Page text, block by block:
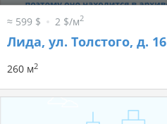
≈ 599 $ 2 $/м2
Лида, ул. Толстого, д. 16
260 м2